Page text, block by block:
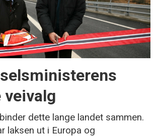
dette lange landet sammen.
laksen ut i Europa og